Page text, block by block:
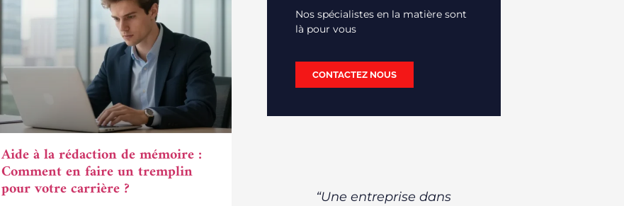
Aide à la rédaction de mémoire :
Comment en faire un tremplin
pour votre carrière ?
Nos spécialistes en la matière sont
là pour vous
CONTACTEZ NOUS
“Une entreprise dans